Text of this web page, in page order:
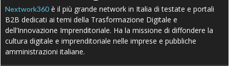
Nextwork360 è il più grande network in Italia di testate e portali
B2B dedicati ai temi della Trasformazione Digitale e
dell’Innovazione Imprenditoriale. Ha la missione di diffondere la
cultura digitale e imprenditoriale nelle imprese e pubbliche
amministrazioni italiane.